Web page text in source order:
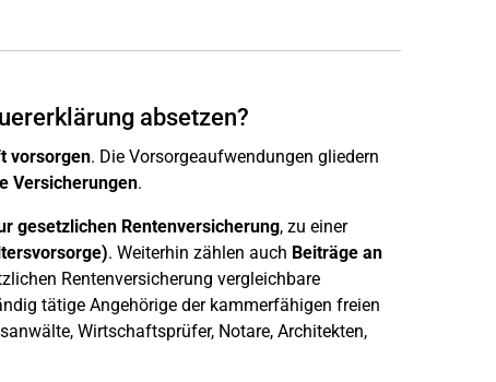
absetzen?
vorsorgen. Die Vorsorgeaufwendungen gliedern
Versicherungen.
gesetzlichen Rentenversicherung, zu einer
. Weiterhin zählen auch Beiträge an
Rentenversicherung vergleichbare
tätige Angehörige der kammerfähigen freien
Wirtschaftsprüfer, Notare, Architekten,